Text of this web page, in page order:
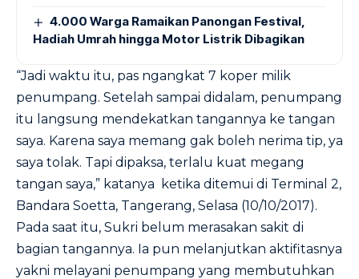
4.000 Warga Ramaikan Panongan Festival,
Hadiah Umrah hingga Motor Listrik Dibagikan
“Jadi waktu itu, pas ngangkat 7 koper milik
penumpang. Setelah sampai didalam, penumpang
itu langsung mendekatkan tangannya ke tangan
saya. Karena saya memang gak boleh nerima tip, ya
saya tolak. Tapi dipaksa, terlalu kuat megang
tangan saya,” katanya ketika ditemui di Terminal 2,
Bandara Soetta, Tangerang, Selasa (10/10/2017).
Pada saat itu, Sukri belum merasakan sakit di
bagian tangannya. Ia pun melanjutkan aktifitasnya
yakni melayani penumpang yang membutuhkan